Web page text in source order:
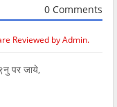
0 Comments
Reviewed by Admin.
पर जाये,